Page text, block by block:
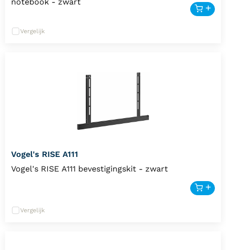
Vergelijk
Vogel's RISE A111
Vogel's RISE A111 bevestigingskit - zwart
Vergelijk